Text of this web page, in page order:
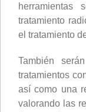
herramientas
tratamiento
el tratamiento
También
tratamientos
así como una
valorando las